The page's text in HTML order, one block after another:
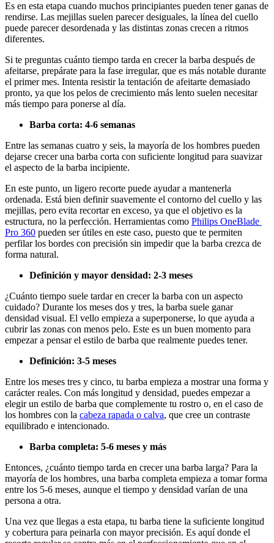
Es en esta etapa cuando muchos principiantes pueden tener ganas de
rendirse. Las mejillas suelen parecer desiguales, la línea del cuello
puede parecer desordenada y las distintas zonas crecen a ritmos
diferentes.
Si te preguntas cuánto tiempo tarda en crecer la barba después de
afeitarse, prepárate para la fase irregular, que es más notable durante
el primer mes. Intenta resistir la tentación de afeitarte demasiado
pronto, ya que los pelos de crecimiento más lento suelen necesitar
más tiempo para ponerse al día.
Barba corta: 4-6 semanas
Entre las semanas cuatro y seis, la mayoría de los hombres pueden
dejarse crecer una barba corta con suficiente longitud para suavizar
el aspecto de la barba incipiente.
En este punto, un ligero recorte puede ayudar a mantenerla
ordenada. Está bien definir suavemente el contorno del cuello y las
mejillas, pero evita recortar en exceso, ya que el objetivo es la
estructura, no la perfección. Herramientas como Philips OneBlade
Pro 360 pueden ser útiles en este caso, puesto que te permiten
perfilar los bordes con precisión sin impedir que la barba crezca de
forma natural.
Definición y mayor densidad: 2-3 meses
¿Cuánto tiempo suele tardar en crecer la barba con un aspecto
cuidado? Durante los meses dos y tres, la barba suele ganar
densidad visual. El vello empieza a superponerse, lo que ayuda a
cubrir las zonas con menos pelo. Este es un buen momento para
empezar a pensar el estilo de barba que realmente puedes tener.
Definición: 3-5 meses
Entre los meses tres y cinco, tu barba empieza a mostrar una forma y
carácter reales. Con más longitud y densidad, puedes empezar a
elegir un estilo de barba que complemente tu rostro o, en el caso de
los hombres con la cabeza rapada o calva, que cree un contraste
equilibrado e intencionado.
Barba completa: 5-6 meses y más
Entonces, ¿cuánto tiempo tarda en crecer una barba larga? Para la
mayoría de los hombres, una barba completa empieza a tomar forma
entre los 5-6 meses, aunque el tiempo y densidad varían de una
persona a otra.
Una vez que llegas a esta etapa, tu barba tiene la suficiente longitud
y cobertura para peinarla con mayor precisión. Es aquí donde el